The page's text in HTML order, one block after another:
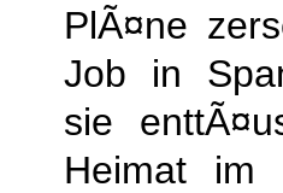
PlÃ¤ne
Job in
sie
Heimat im